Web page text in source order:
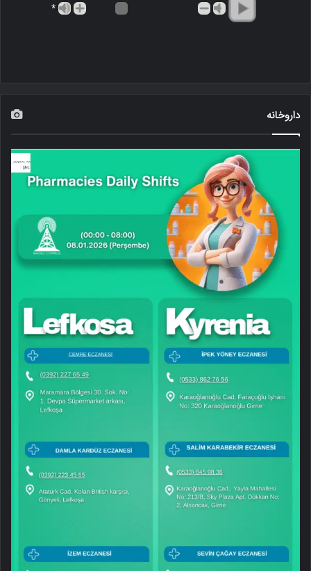
*
داروخانه